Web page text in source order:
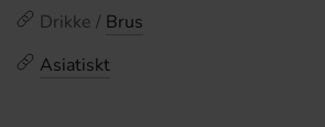
Drikke / Brus
Asiatiskt